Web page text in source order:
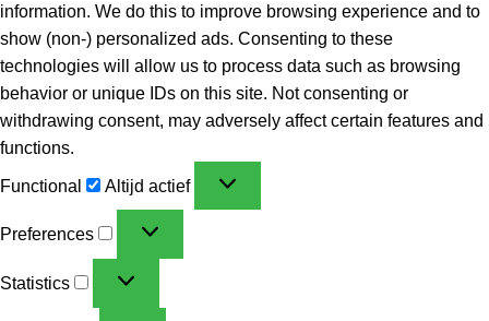
information. We do this to improve browsing experience and to
show (non-) personalized ads. Consenting to these
technologies will allow us to process data such as browsing
behavior or unique IDs on this site. Not consenting or
withdrawing consent, may adversely affect certain features and
functions.
Functional Altijd actief
Preferences
Statistics